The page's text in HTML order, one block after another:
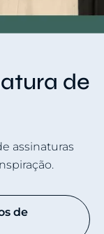
de
assinaturas
de